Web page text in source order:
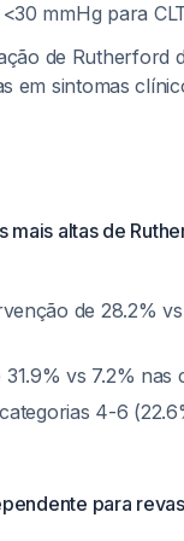
<30 mmHg para
de Rutherford
em sintomas
mais altas de
de 28.2%
vs 7.2% nas
4-6
para